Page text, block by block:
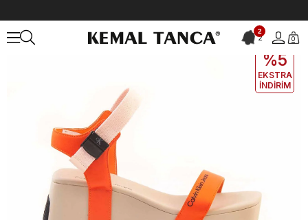
2
2 0
EKLE5
%5
EKSTRA
İNDİRİM